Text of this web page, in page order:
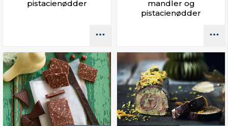
pistacienødder
mandler og
pistacienødder